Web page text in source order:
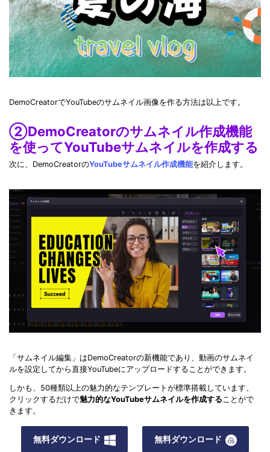
DemoCreatorでYouTubeのサムネイル画像を作る方法は以上です。
②DemoCreatorのサムネイル作成機能
を使ってYouTubeサムネイルを作成する
次に、DemoCreatorのYouTubeサムネイル作成機能を紹介します。
「サムネイル編集」はDemoCreatorの新機能であり、動画のサムネイ
ルを設定してから直接YouTubeにアップロードすることができます。
しかも、50種類以上の魅力的なテンプレートが標準搭載しています、
クリックするだけで魅力的なYouTubeサムネイルを作成することがで
きます。
無料ダウンロード 無料ダウンロード